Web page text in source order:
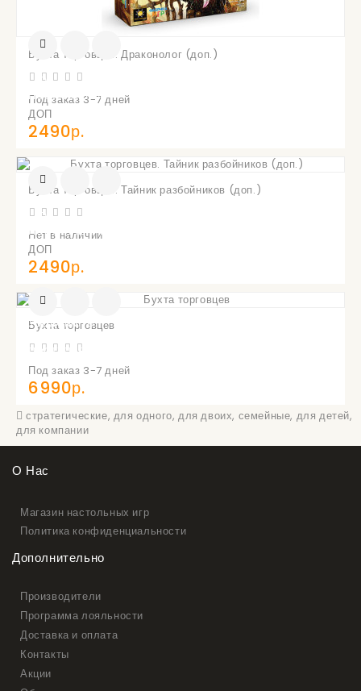
Бухта торговцев. Драконолог (доп.)
Под заказ 3-7 дней
ДОП
2490р.
О
ПОСТУПЛЕНИИ
Бухта торговцев. Тайник разбойников (доп.)
Нет в наличии
ДОП
2490р.
О
ПОСТУПЛЕНИИ
Бухта торговцев
Под заказ 3-7 дней
6990р.
УВЕДОМИТЬ
ПОСТУПЛЕНИИ
стратегические, для одного,для двоих, семейные, для детей,
для компании
О Нас
Магазин настольных игр
Политика конфиденциальности
Дополнительно
Производители
Программа лояльности
Доставка и оплата
Контакты
Акции